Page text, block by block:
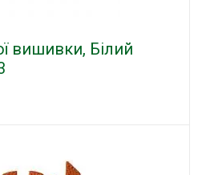
вишивки, Білий